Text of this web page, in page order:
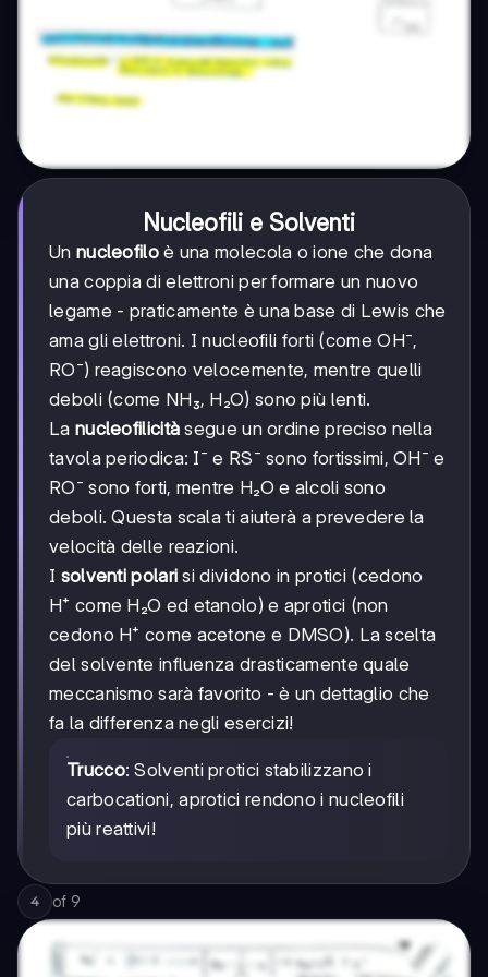
Nucleofili e Solventi
Un nucleofiloè una molecola o ione che dona
una coppia di elettroni per formare un nuovo
legame - praticamente è una base di Lewis che
ama gli elettroni. I nucleofili forti (come OH⁻,
RO⁻) reagiscono velocemente, mentre quelli
deboli (come NH₃, H₂O) sono più lenti.
La nucleofilicità segue un ordine preciso nella
tavola periodica: I⁻ e RS⁻ sono fortissimi, OH⁻ e
RO⁻ sono forti, mentre H₂O e alcoli sono
deboli. Questa scala ti aiuterà a prevedere la
velocità delle reazioni.
I solventi polari si dividono in protici (cedono
H⁺ come H₂O ed etanolo) e aprotici (non
cedono H⁺ come acetone e DMSO). La scelta
del solvente influenza drasticamente quale
meccanismo sarà favorito - è un dettaglio che
fa la differenza negli esercizi!
Trucco: Solventi protici stabilizzano i
carbocationi, aprotici rendono i nucleofili
più reattivi!
4 of 9